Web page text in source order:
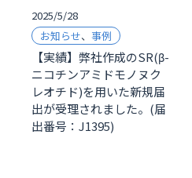
2025/5/28
お知らせ、 事例
【実績】弊社作成のSR(β-
ニコチンアミドモノヌク
レオチド)を用いた新規届
出が受理されました。(届
出番号：J1395)